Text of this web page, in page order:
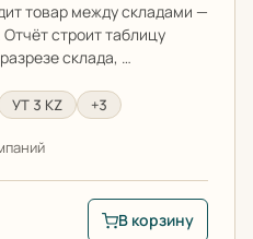
товар между складами —
строит таблицу
склада, …
УТ 3 KZ +3
В корзину: Отчет
В корзину